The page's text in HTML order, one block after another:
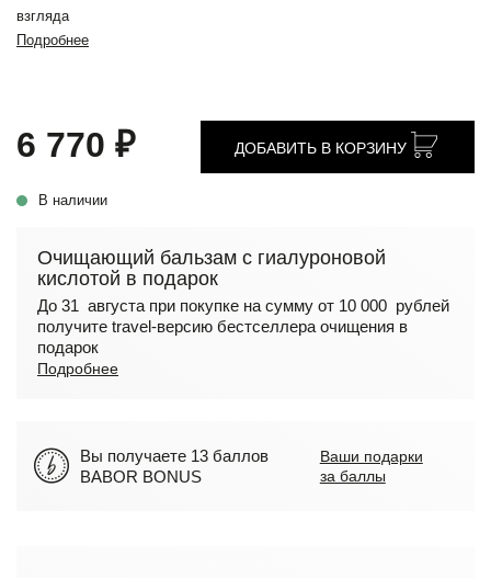
взгляда
Подробнее
6 770 ₽
В наличии
ДОБАВИТЬ В КОРЗИНУ
Очищающий бальзам с гиалуроновой
кислотой в подарок
До 31 августа при покупке на сумму от 10 000 рублей
получите travel-версию бестселлера очищения в
подарок
Подробнее
Вы получаете 13 баллов
BABOR BONUS
Ваши подарки
за баллы